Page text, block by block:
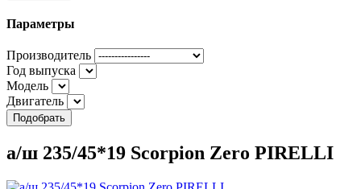
Параметры
Производитель
Год выпуска
Модель
Двигатель
Подобрать
а/ш 235/45*19 Scorpion Zero PIRELLI